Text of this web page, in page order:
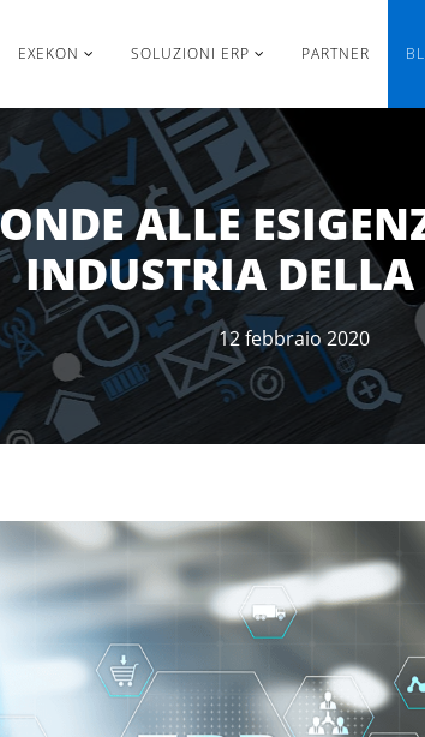
EXEKON SOLUZIONI ERP PARTNER
ALLE
INDUSTRIA
12 febbraio 2020